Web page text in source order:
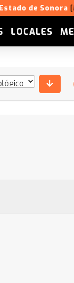
Estado de Sonora
LOCALES